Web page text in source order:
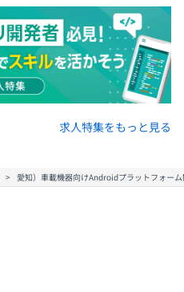
求人特集をもっと見る
愛知）車載機器向けAndroidプラットフォー